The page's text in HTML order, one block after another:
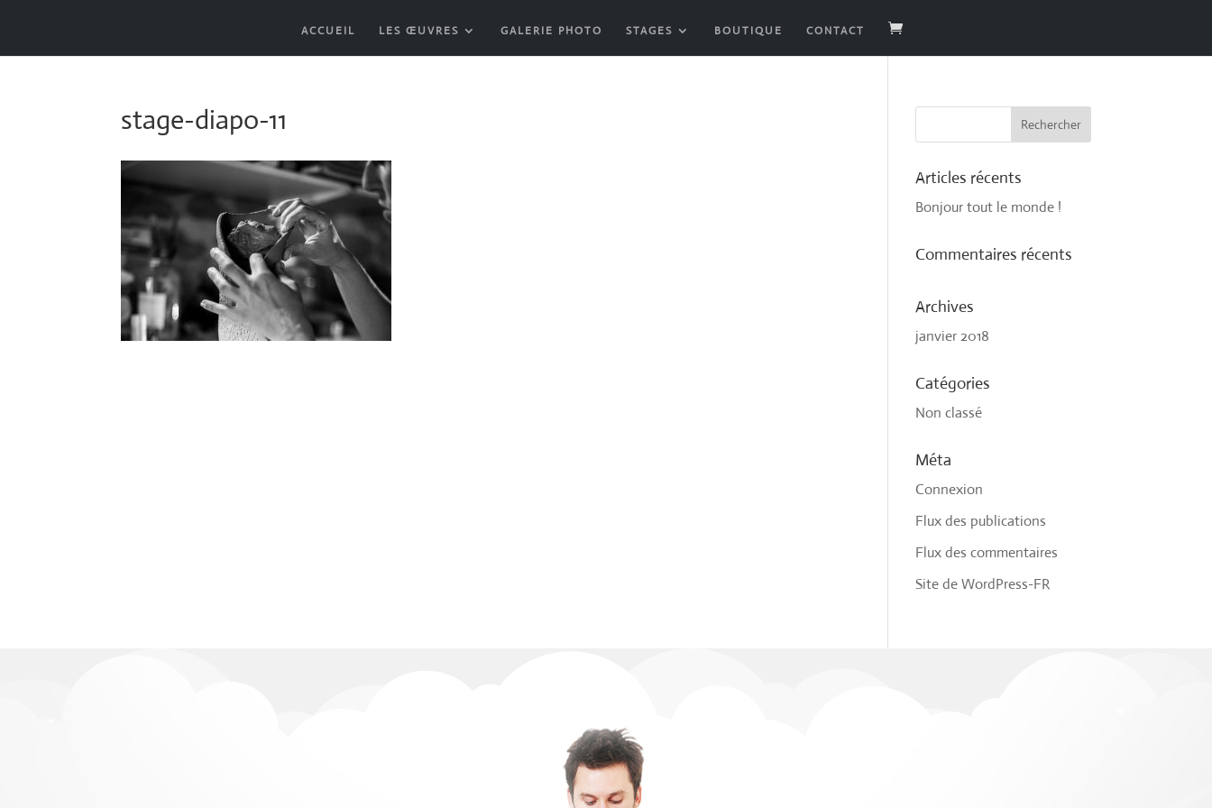
ACCUEIL LES ŒUVRES GALERIE PHOTO STAGES BOUTIQUE CONTACT
stage-diapo-11
Articles récents
Bonjour tout le monde !
Commentaires récents
Archives
janvier 2018
Catégories
Non classé
Méta
Connexion
Flux des publications
Flux des commentaires
Site de WordPress-FR